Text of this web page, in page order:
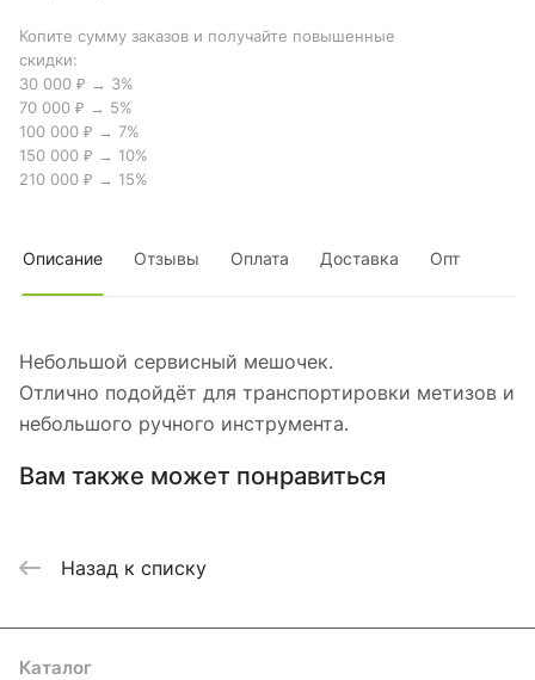
Копите сумму заказов и получайте повышенные
скидки:
30 000 ₽ → 3%
70 000 ₽ → 5%
100 000 ₽ → 7%
150 000 ₽ → 10%
210 000 ₽ → 15%
Описание Отзывы Оплата Доставка Опт
Небольшой сервисный мешочек.
Отлично подойдёт для транспортировки метизов и
небольшого ручного инструмента.
Вам также может понравиться
Назад к списку
Каталог